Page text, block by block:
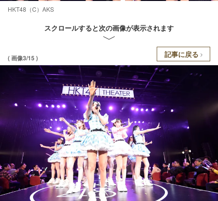
HKT48（C）AKS
スクロールすると次の画像が表示されます
( 画像3/15 ) 記事に戻る